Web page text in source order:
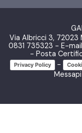
Via Albricci 3, 72023
0831 735323 - E-
- Posta
Privacy Policy -